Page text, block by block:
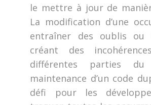
le mettre à jour de
La modification d’une
entraîner des oublis ou
créant des
différentes parties
maintenance d’un code
défi pour les